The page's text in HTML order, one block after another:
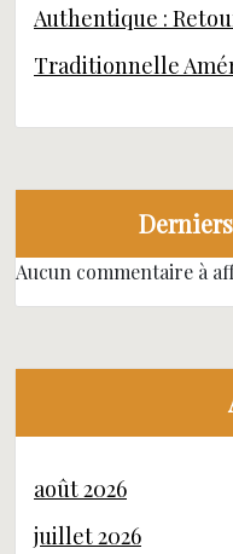
Authentique :
Traditionnelle
Aucun commentaire à
août 2026
juillet 2026